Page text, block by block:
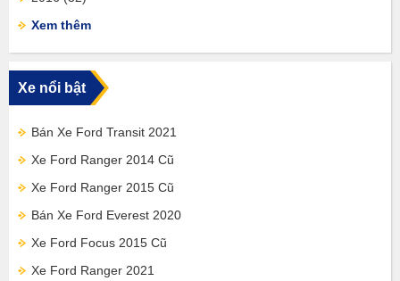
Xem thêm
Xe nổi bật
Bán Xe Ford Transit 2021
Xe Ford Ranger 2014 Cũ
Xe Ford Ranger 2015 Cũ
Bán Xe Ford Everest 2020
Xe Ford Focus 2015 Cũ
Xe Ford Ranger 2021